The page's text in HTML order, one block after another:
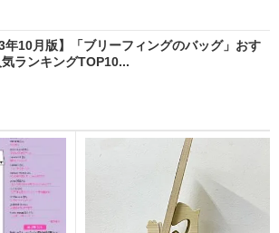
年10月版】「ブリーフィングのバッグ」おす
ランキングTOP10...